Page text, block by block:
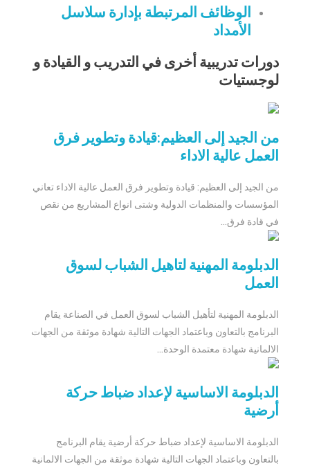
الوظائف المرتبطة بإدارة سلاسل
الأمداد
دورات تدريبية أخرى في التدريب و القيادة و
لوجستيات
من الجيد إلى العظيم:قيادة وتطوير فرق
العمل عالية الاداء
من الجيد إلى العظيم: قيادة وتطوير فرق العمل عالية الاداء تعاني
المؤسسات والمنظمات الدولية وشتى انواع المشاريع من نقص
في قادة فرق...
الدبلومة المهنية لتاهيل الشباب لسوق
العمل
الدبلومة المهنية لتأهيل الشباب لسوق العمل في الصناعة يقام
البرنامج بالتعاون وباعتماد الجهات التالية شهادة موثقة من الجهات
الالمانية شهادة معتمدة الوحدة...
الدبلومة الاساسية لإعداد ضباط حركة
أرضية
الدبلومة الاساسية لإعداد ضباط حركة أرضية يقام البرنامج
بالتعاون وباعتماد الجهات التالية شهادة موثقة من الجهات الالمانية